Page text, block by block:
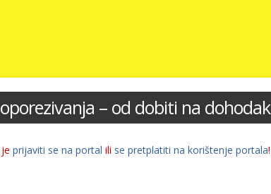
– od dobiti na dohodak
prijaviti se na portal ili se pretplatiti na korištenje portala!